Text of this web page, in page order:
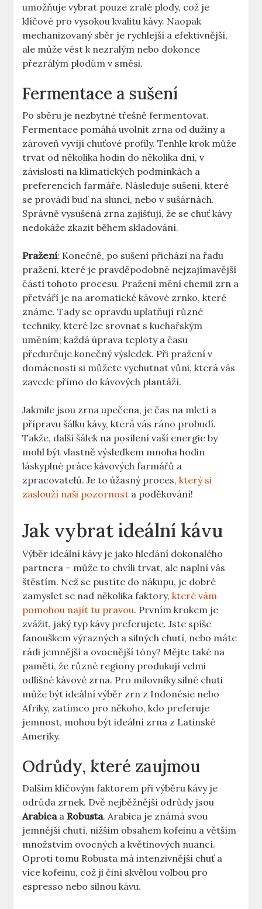
umožňuje vybrat pouze zralé plody, což je
klíčové pro vysokou kvalitu kávy. Naopak
mechanizovaný sběr je rychlejší a efektivnější,
ale může vést k nezralým nebo dokonce
přezrálým plodům v směsi.
Fermentace a sušení
Po sběru je nezbytné třešně fermentovat.
Fermentace pomáhá uvolnit zrna od dužiny a
zároveň vyvíjí chuťové profily. Tenhle krok může
trvat od několika hodin do několika dní, v
závislosti na klimatických podmínkách a
preferencích farmáře. Následuje sušení, které
se provádí buď na slunci, nebo v sušárnách.
Správně vysušená zrna zajišťují, že se chuť kávy
nedokáže zkazit během skladování.
Pražení: Konečně, po sušení přichází na řadu
pražení, které je pravděpodobně nejzajímavější
částí tohoto procesu. Pražení mění chemii zrn a
přetváří je na aromatické kávové zrnko, které
známe. Tady se opravdu uplatňují různé
techniky, které lze srovnat s kuchařským
uměním; každá úprava teploty a času
předurčuje konečný výsledek. Při pražení v
domácnosti si můžete vychutnat vůni, která vás
zavede přímo do kávových plantáží.
Jakmile jsou zrna upečena, je čas na mletí a
přípravu šálku kávy, která vás ráno probudí.
Takže, další šálek na posílení vaší energie by
mohl být vlastně výsledkem mnoha hodin
láskyplné práce kávových farmářů a
zpracovatelů. Je to úžasný proces,který si
zaslouží naši pozornost a poděkování!
Jak vybrat ideální kávu
Výběr ideální kávy je jako hledání dokonalého
partnera – může to chvíli trvat, ale naplní vás
štěstím. Než se pustíte do nákupu, je dobré
zamyslet se nad několika faktory,které vám
pomohou najít tu pravou. Prvním krokem je
zvážit, jaký typ kávy preferujete. Jste spíše
fanouškem výrazných a silných chutí, nebo máte
rádi jemnější a ovocnější tóny? Mějte také na
paměti, že různé regiony produkují velmi
odlišné kávové zrna. Pro milovníky silné chuti
může být ideální výběr zrn z Indonésie nebo
Afriky, zatímco pro někoho, kdo preferuje
jemnost, mohou být ideální zrna z Latinské
Ameriky.
Odrůdy, které zaujmou
Dalším klíčovým faktorem při výběru kávy je
odrůda zrnek. Dvě nejběžnější odrůdy jsou
ArabicaaRobusta. Arabica je známá svou
jemnější chutí, nižším obsahem kofeinu a větším
množstvím ovocných a květinových nuancí.
Oproti tomu Robusta má intenzivnější chuť a
více kofeinu, což ji činí skvělou volbou pro
espresso nebo silnou kávu.